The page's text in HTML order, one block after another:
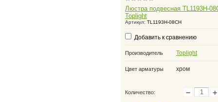
Люстра подвесная TL1193H-
Toplight
Артикул: TL1193H-08CH
Добавить к сравнению
Производитель Toplight
Цвет арматуры хром
Количество: − +